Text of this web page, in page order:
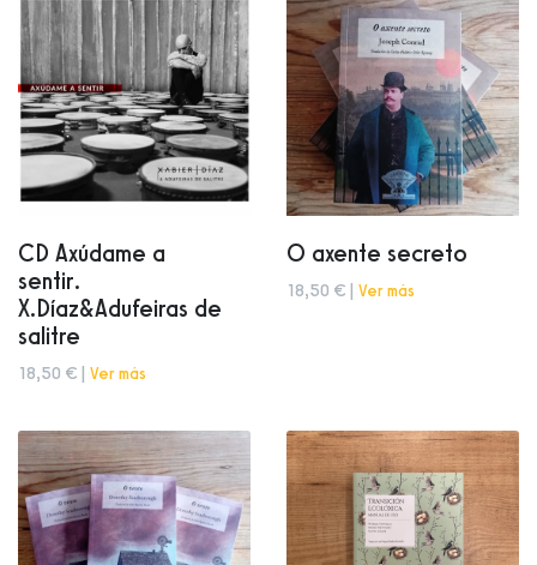
CD Axúdame a
sentir.
X.Díaz&Adufeiras de
salitre
18,50 € | Ver más
O axente secreto
18,50 € | Ver más